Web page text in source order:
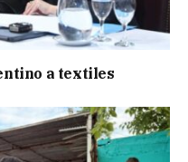
a textiles